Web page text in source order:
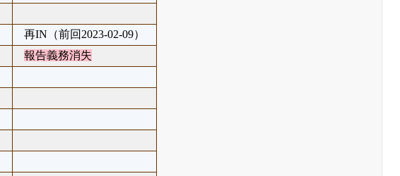
再IN（前回2023-02-09）
報告義務消失